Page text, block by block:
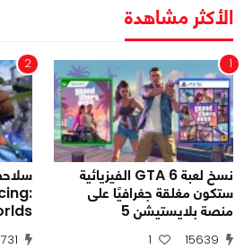
الأكثر مشاهدة
1
نسخ لعبة GTA 6 الفيزيائية
ستكون مغلقة جغرافيًا على
منصة بلايستيشن 5
15639
1
2